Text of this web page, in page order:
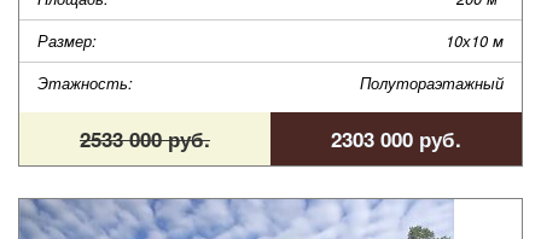
Размер:
10х10 м
Этажность:
Полутораэтажный
2533 000 руб. 2303 000 руб.